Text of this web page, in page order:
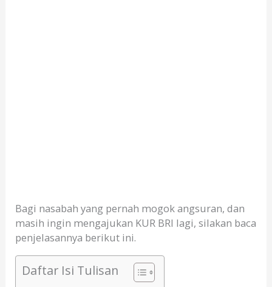
Bagi nasabah yang pernah mogok angsuran, dan
masih ingin mengajukan KUR BRI lagi, silakan baca
penjelasannya berikut ini.
Daftar Isi Tulisan